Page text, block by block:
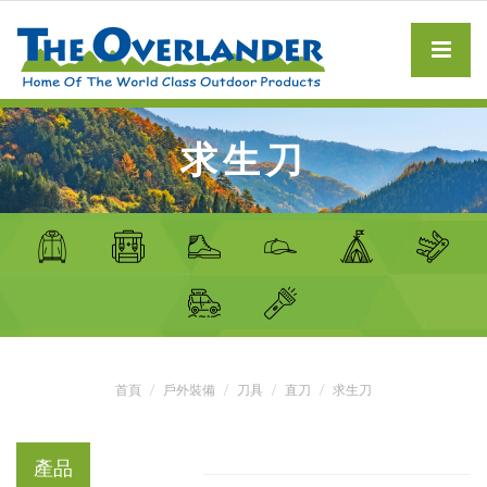
求生刀
首頁 戶外裝備 刀具 直刀 求生刀
產品